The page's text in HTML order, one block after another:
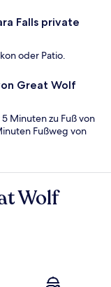
Falls private
oder Patio.
Great Wolf
Minuten zu Fuß von
Fußweg von
Wolf